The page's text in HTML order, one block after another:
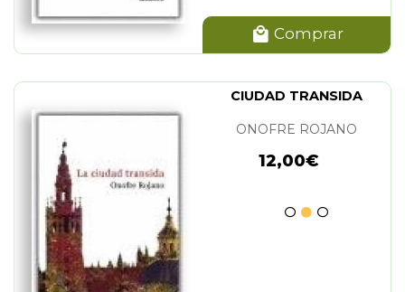
Comprar
CIUDAD TRANSIDA
ONOFRE ROJANO
12,00€